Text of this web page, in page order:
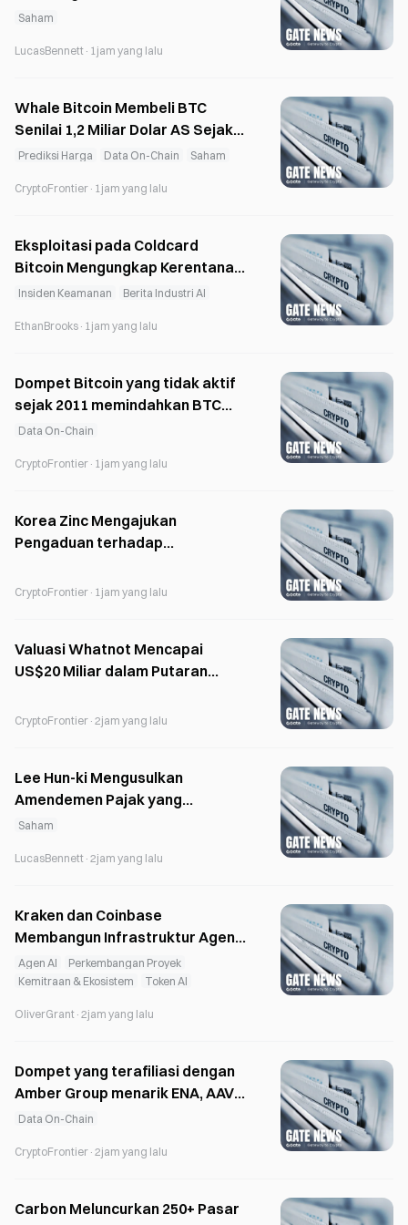
Analis dan Perubahan Suku
Saham
LucasBennett · 1jam yang lalu
Whale Bitcoin Membeli BTC
Senilai 1,2 Miliar Dolar AS Sejak
29 Juli
Prediksi Harga Data On-Chain Saham
CryptoFrontier · 1jam yang lalu
Eksploitasi pada Coldcard
Bitcoin Mengungkap Kerentanan
Kunci Pribadi, $130M Dicuri
Insiden Keamanan Berita Industri AI
EthanBrooks · 1jam yang lalu
Dompet Bitcoin yang tidak aktif
sejak 2011 memindahkan BTC
senilai 3,2 juta dolar AS ke
Data On-Chain
CryptoFrontier · 1jam yang lalu
Korea Zinc Mengajukan
Pengaduan terhadap
Proyek Smelter di AS
CryptoFrontier · 1jam yang lalu
Valuasi Whatnot Mencapai
US$20 Miliar dalam Putaran
CryptoFrontier · 2jam yang lalu
Lee Hun-ki Mengusulkan
Amendemen Pajak yang
Menyasar Manipulasi Harga
Saham
LucasBennett · 2jam yang lalu
Kraken dan Coinbase
Membangun Infrastruktur Agen
AI saat Kripto Berupaya Menarik
Pengguna Baru
Agen AI
Perkembangan Proyek
Kemitraan & Ekosistem
Token AI
OliverGrant · 2jam yang lalu
Dompet yang terafiliasi dengan
Amber Group menarik ENA, AAVE,
ETH, BNB, dan LINK senilai $10M
Data On-Chain
CryptoFrontier · 2jam yang lalu
Carbon Meluncurkan 250+ Pasar